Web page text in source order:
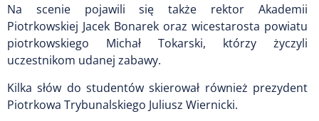
Na scenie pojawili się także rektor Akademii
Piotrkowskiej Jacek Bonarek oraz wicestarosta powiatu
piotrkowskiego Michał Tokarski, którzy życzyli
uczestnikom udanej zabawy.
Kilka słów do studentów skierował również prezydent
Piotrkowa Trybunalskiego Juliusz Wiernicki.